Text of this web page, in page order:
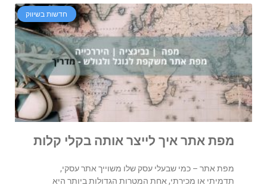
חדשות בשיווק
מפת אתר איך לייצר אותה בקלי קלות
מפת אתר – כמי שבעלי עסק שלו משוייך אתר עסקי,
תדמיתי או מכירתי, אחת המטרות הגדולות ביותר היא